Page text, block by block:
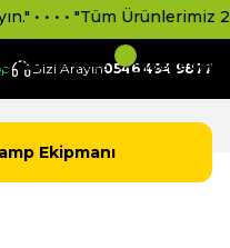
• • "Tüm Ürünlerimiz 2
Bizi Arayın0546 494 9877
Yap -Yeni Üye Ol Sepetim
Ekipmanı